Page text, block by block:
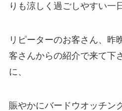
りも涼しく過ごしやすい一
リピーターのお客さん、昨
客さんからの紹介で来て下
に、
賑やかにバードウオッチン